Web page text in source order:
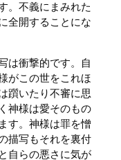
。不義にまみれた
全開することにな
は衝撃的です。自
がこの世をこれほ
躓いたり不審に思
神様は愛そのもの
す。神様は罪を憎
描写もそれを裏付
自らの悪さに気が